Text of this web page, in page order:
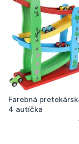
Farebná
4 autíčka